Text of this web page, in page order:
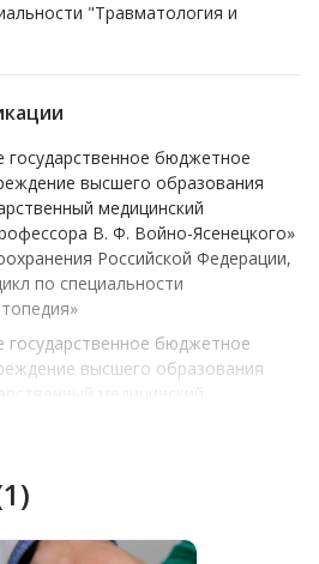
"Травматология и
государственное бюджетное
высшего образования
медицинский
В. Ф. Войно-Ясенецкого»
Российской Федерации,
по специальности
государственное бюджетное
высшего образования
В. Ф. Войно-Ясенецкого»
, сертификационный